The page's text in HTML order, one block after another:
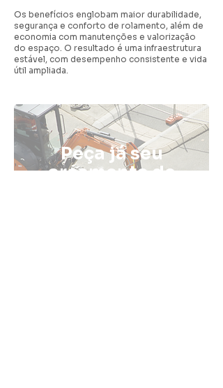
Os benefícios englobam maior durabilidade,
segurança e conforto de rolamento, além de
economia com manutenções e valorização
do espaço. O resultado é uma infraestrutura
estável, com desempenho consistente e vida
útil ampliada.
Peça já seu
orçamento de